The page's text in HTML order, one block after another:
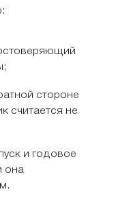
стороне
считается не
и годовое
она